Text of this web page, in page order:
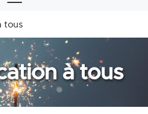
tous
à tous